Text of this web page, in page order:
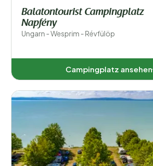
Sport und Freizeit
Balatontourist Campingplatz
Napfény
Ungarn - Wesprim - Révfülöp
Campingplatz ansehen